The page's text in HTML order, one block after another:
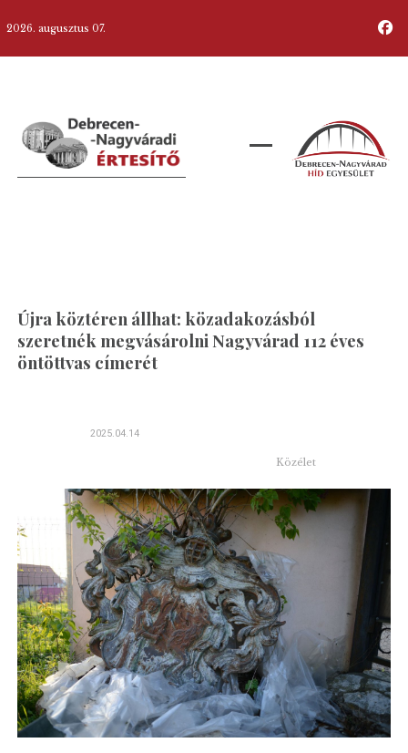
2026. augusztus 07.
Újra köztéren állhat: közadakozásból
szeretnék megvásárolni Nagyvárad 112 éves
öntöttvas címerét
2025.04.14
Közélet